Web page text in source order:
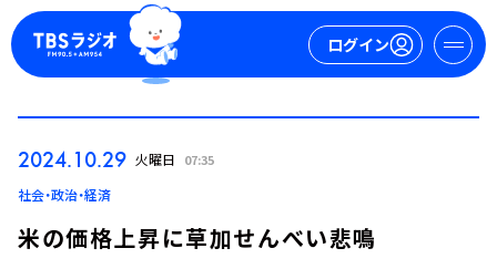
ログイン
2024.10.29 火曜日 07:35
社会・政治・経済
米の価格上昇に草加せんべい悲鳴